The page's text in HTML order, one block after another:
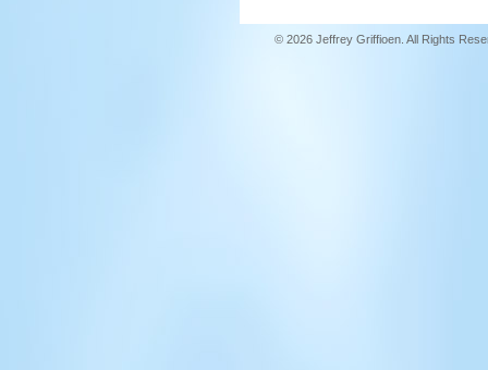
© 2026 Jeffrey Griffioen. All Rights